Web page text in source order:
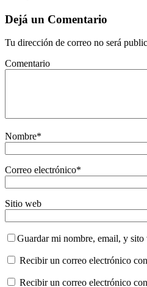
Dejá un Comentario
Tu dirección de correo no será
Comentario
Nombre*
Correo electrónico*
Sitio web
Guardar mi nombre, email, y sito
Recibir un correo electrónico
Recibir un correo electrónico